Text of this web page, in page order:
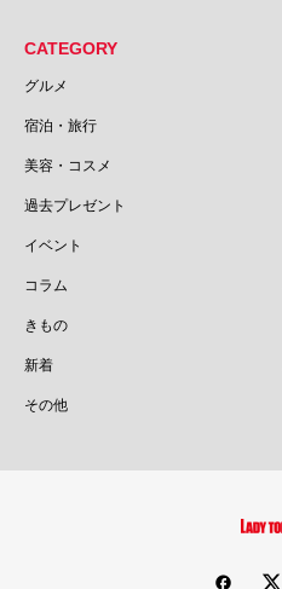
CATEGORY
グルメ
宿泊・旅行
美容・コスメ
過去プレゼント
イベント
コラム
きもの
新着
その他